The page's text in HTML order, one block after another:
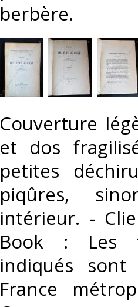
berbère. ‎
‎Couverture
et dos
petites
piqûres,
intérieur. -
Book : Les
indiqués
France